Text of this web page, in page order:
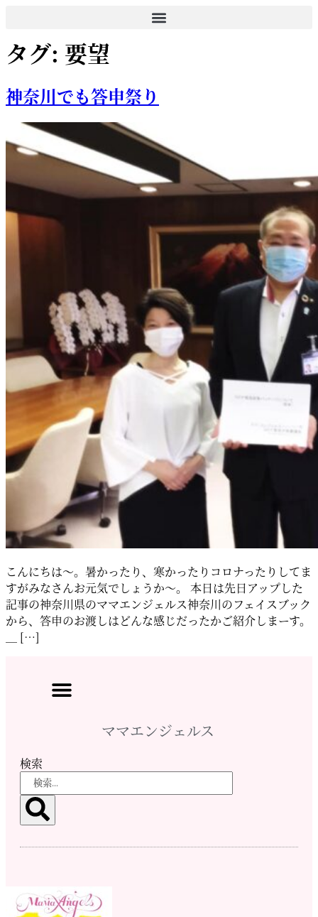
テ
ン
に
ス
ッ
タグ: 要望
神奈川でも答申祭り
こんにちは～。暑かったり、寒かったりコロナったりしてま
すがみなさんお元気でしょうか～。 本日は先日アップした
記事の神奈川県のママエンジェルス神奈川のフェイスブック
から、答申のお渡しはどんな感じだったかご紹介しまーす。
＿ […]
ママエンジェルス
検索